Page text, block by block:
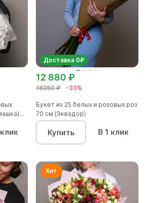
Доставка 0₽
19250 ₽ -33%
12 880 ₽
Букет из 25 белых и розовых роз
70 см (Эквадор)
Купить В 1 клик